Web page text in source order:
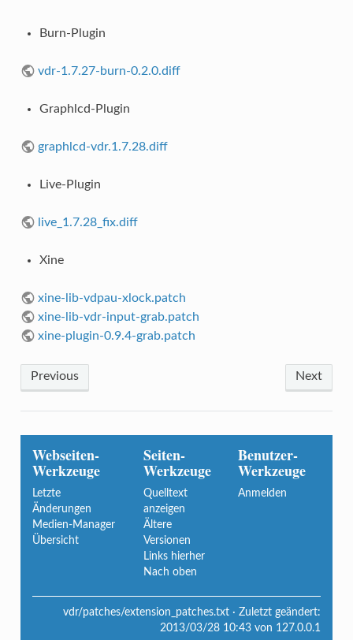
Burn-Plugin
vdr-1.7.27-burn-0.2.0.diff
Graphlcd-Plugin
graphlcd-vdr.1.7.28.diff
Live-Plugin
live_1.7.28_fix.diff
Xine
xine-lib-vdpau-xlock.patch
xine-lib-vdr-input-grab.patch
xine-plugin-0.9.4-grab.patch
Previous Next
Webseiten-
Werkzeuge
Letzte
Änderungen
Medien-Manager
Übersicht
Seiten-
Werkzeuge
Quelltext
anzeigen
Ältere
Versionen
Links hierher
Nach oben
Benutzer-
Werkzeuge
Anmelden
vdr/patches/extension_patches.txt · Zuletzt geändert:
2013/03/28 10:43 von 127.0.0.1